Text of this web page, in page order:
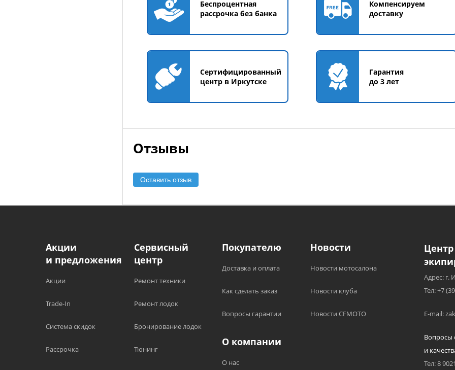
Беспроцентная
рассрочка без банка
Компенсируем
доставку
Сертифицированный
центр в Иркутске
Гарантия
до 3 лет
Отзывы
Оставить отзыв
Акции
и предложения
Акции
Trade-In
Система скидок
Рассрочка
Сервисный
центр
Ремонт техники
Ремонт лодок
Бронирование лодок
Тюнинг
Покупателю
Доставка и оплата
Как сделать заказ
Вопросы гарантии
Новости
Новости мотосалона
Новости клуба
Новости CFMOTO
О компании
О нас
Адрес: г.
Тел: +7
E-mail:
Вопросы
и
Тел: 8